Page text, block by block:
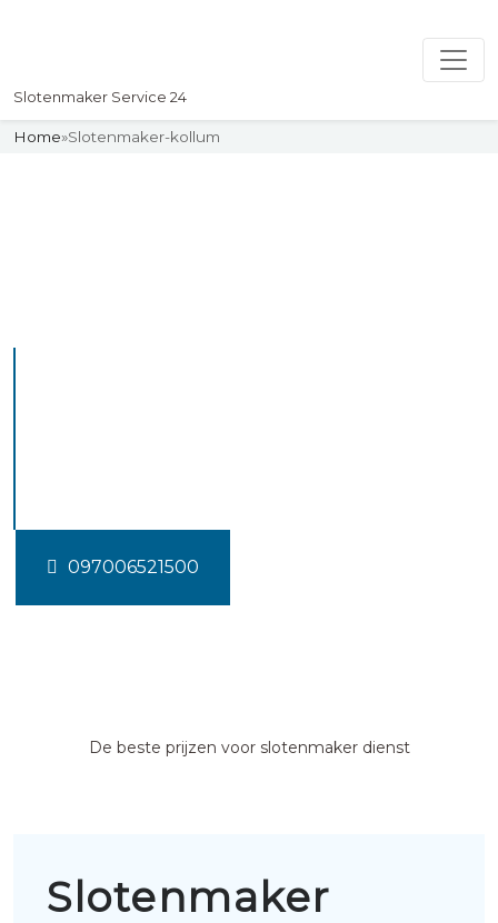
Slotenmaker Service 24
Home»Slotenmaker-kollum
097006521500
De beste prijzen voor slotenmaker dienst
Slotenmaker